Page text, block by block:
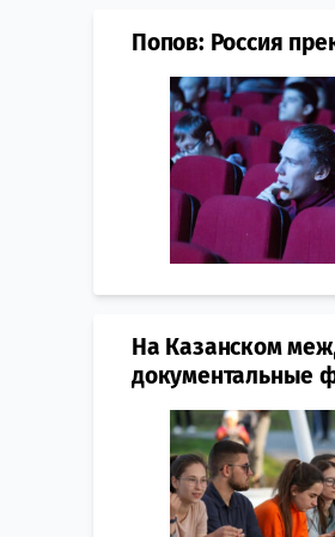
Попов: Россия
На Казанском
документальные